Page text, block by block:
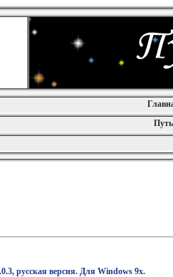
русская версия. Для Windows 9x.